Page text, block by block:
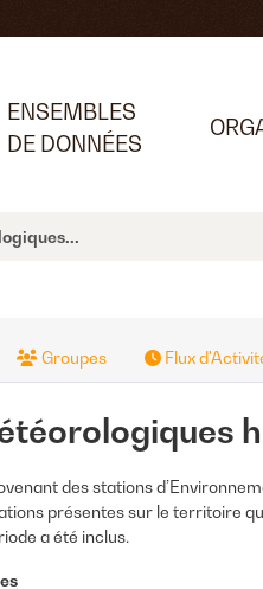
ENSEMBLES
DE DONNÉES
Groupes Flux
des stations
présentes sur le territoire
a été inclus.